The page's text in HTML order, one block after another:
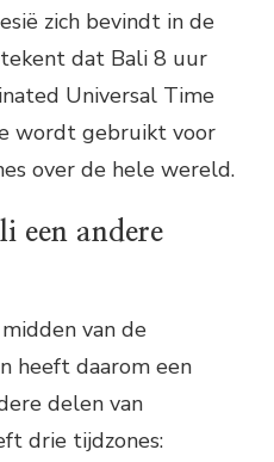
zich bevindt in de
dat Bali 8 uur
Universal Time
wordt gebruikt voor
over de hele wereld.
een andere
van de
heeft daarom een
delen van
drie tijdzones: